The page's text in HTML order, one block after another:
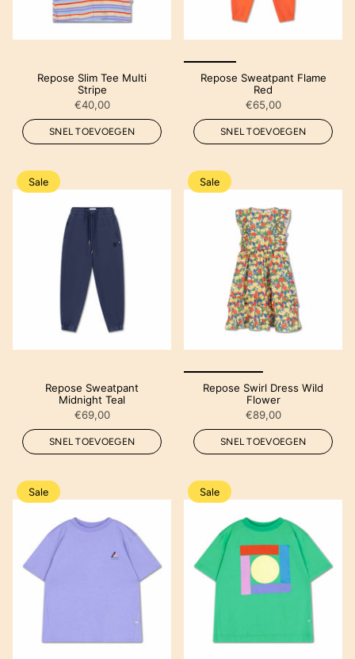
Repose Slim Tee Multi
Stripe
€40,00
SNEL TOEVOEGEN
Repose Sweatpant Flame
Red
€65,00
SNEL TOEVOEGEN
Sale
Repose Sweatpant
Midnight Teal
€69,00
SNEL TOEVOEGEN
Sale
Repose Swirl Dress Wild
Flower
€89,00
SNEL TOEVOEGEN
Sale Sale